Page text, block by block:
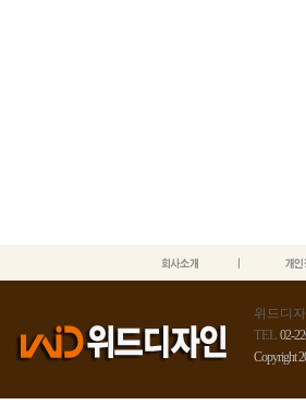
위드디
TEL 02-
Copyright